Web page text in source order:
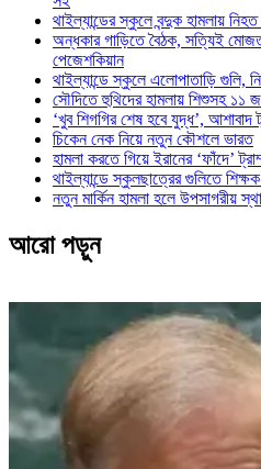
থাইল্যান্ডের স্কুলে বন্দুক হামলায়
অন্ধকার গাড়িতে বৈঠক, সত্যিই
পেজেশকিয়ান
থাইল্যান্ডে স্কুলে এলোপাতাড়ি গুলি,
সৌদিতে হুথিদের হামলায় শিশুসহ
‘খুব শিগগির শেষ হবে যুদ্ধ’, আশাবাদ
চিকেন নেক নিয়ে নতুন কৌশলে ভারত
হামলা করতে গিয়ে ইরানের ‘ফাঁদে’
থাইল্যান্ডে স্কুলছাত্রের গুলিতে
নতুন মার্কিন হামলা হলে উপসাগরীয়
আরো পড়ুন